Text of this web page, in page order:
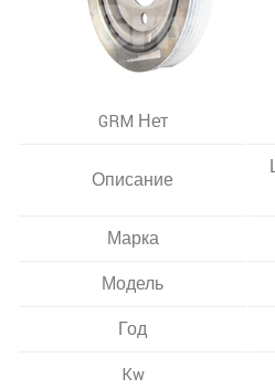
GRM Нет
Описание
Марка
Модель
Год
Kw